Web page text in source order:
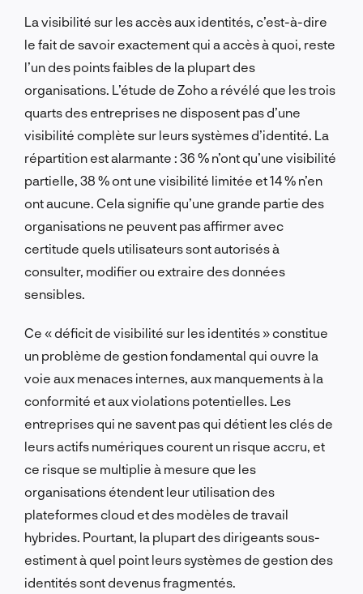
La visibilité sur les accès aux identités, c’est-à-dire
le fait de savoir exactement qui a accès à quoi, reste
l’un des points faibles de la plupart des
organisations. L’étude de Zoho a révélé que les trois
quarts des entreprises ne disposent pas d’une
visibilité complète sur leurs systèmes d’identité. La
répartition est alarmante : 36 % n’ont qu’une visibilité
partielle, 38 % ont une visibilité limitée et 14 % n’en
ont aucune. Cela signifie qu’une grande partie des
organisations ne peuvent pas affirmer avec
certitude quels utilisateurs sont autorisés à
consulter, modifier ou extraire des données
sensibles.
Ce « déficit de visibilité sur les identités » constitue
un problème de gestion fondamental qui ouvre la
voie aux menaces internes, aux manquements à la
conformité et aux violations potentielles. Les
entreprises qui ne savent pas qui détient les clés de
leurs actifs numériques courent un risque accru, et
ce risque se multiplie à mesure que les
organisations étendent leur utilisation des
plateformes cloud et des modèles de travail
hybrides. Pourtant, la plupart des dirigeants sous-
estiment à quel point leurs systèmes de gestion des
identités sont devenus fragmentés.